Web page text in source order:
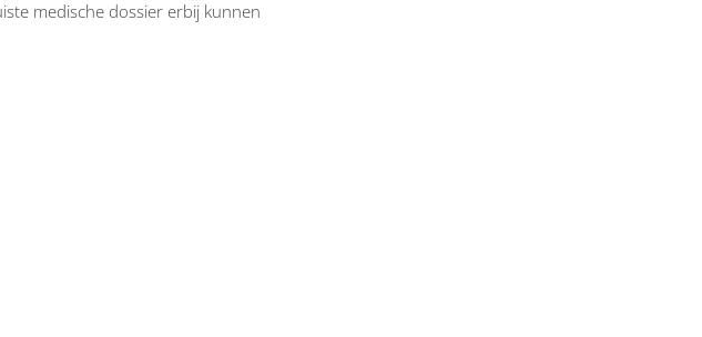
medische dossier erbij kunnen